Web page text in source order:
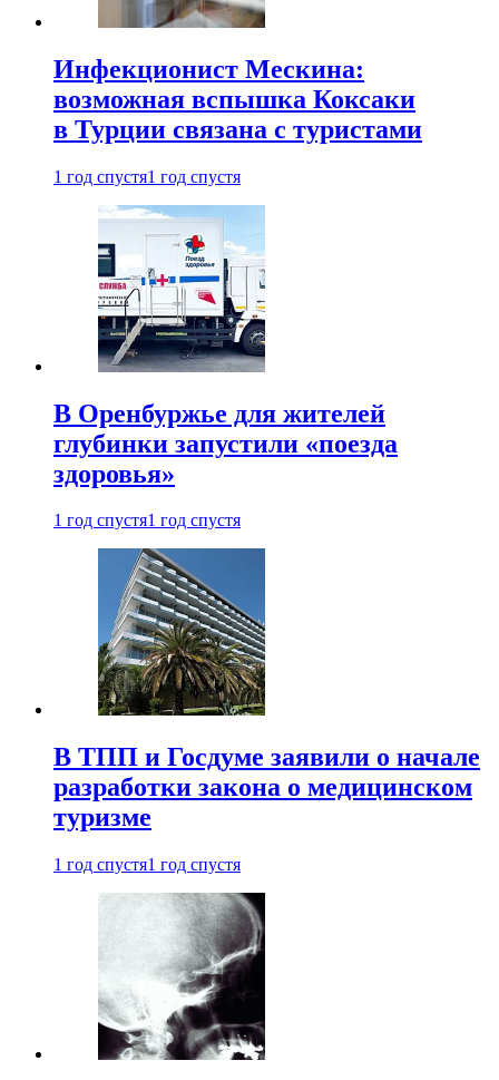
Инфекционист Мескина:
возможная вспышка Коксаки
в Турции связана с туристами
1 год спустя1 год спустя
В Оренбуржье для жителей
глубинки запустили «поезда
здоровья»
1 год спустя1 год спустя
В ТПП и Госдуме заявили о начале
разработки закона о медицинском
туризме
1 год спустя1 год спустя